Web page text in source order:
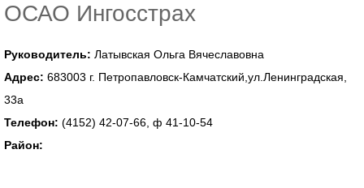
ОСАО Ингосстрах
Руководитель: Латывская Ольга Вячеславовна
Адрес: 683003 г. Петропавловск-Камчатский,ул.Ленинградская,
33а
Телефон: (4152) 42-07-66, ф 41-10-54
Район: